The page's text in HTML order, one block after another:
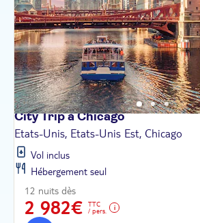
City Trip àChicago
Etats-Unis, Etats-Unis Est, Chicago
Vol inclus
Hébergement seul
12 nuits dès
2 982€
TTC
/ pers.